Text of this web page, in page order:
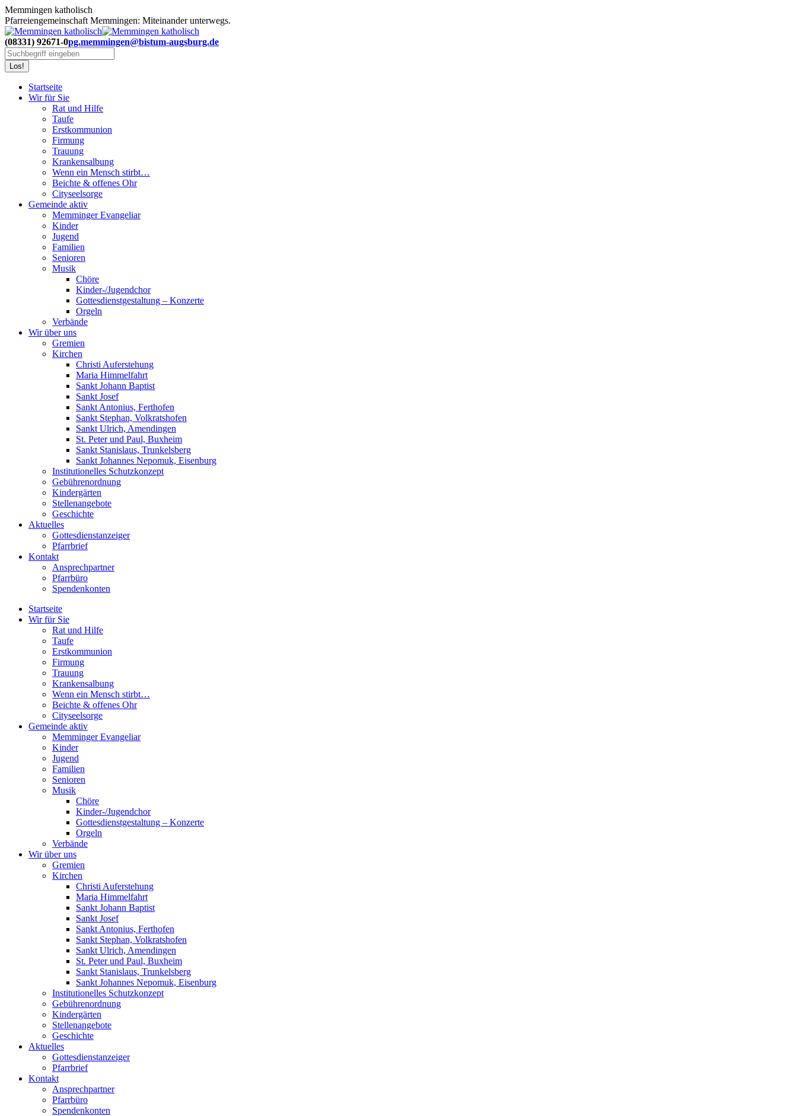
Zum
Inhalt
springen
Memmingen katholisch
Pfarreiengemeinschaft Memmingen: Miteinander unterwegs.
(08331) 92671-0pg.memmingen@bistum-augsburg.de
Search:
Startseite
Wir für Sie
Rat und Hilfe
Taufe
Erstkommunion
Firmung
Trauung
Krankensalbung
Wenn ein Mensch stirbt…
Beichte & offenes Ohr
Cityseelsorge
Gemeinde aktiv
Memminger Evangeliar
Kinder
Jugend
Familien
Senioren
Musik
Chöre
Kinder-/Jugendchor
Gottesdienstgestaltung – Konzerte
Orgeln
Verbände
Wir über uns
Gremien
Kirchen
Christi Auferstehung
Maria Himmelfahrt
Sankt Johann Baptist
Sankt Josef
Sankt Antonius, Ferthofen
Sankt Stephan, Volkratshofen
Sankt Ulrich, Amendingen
St. Peter und Paul, Buxheim
Sankt Stanislaus, Trunkelsberg
Sankt Johannes Nepomuk, Eisenburg
Institutionelles Schutzkonzept
Gebührenordnung
Kindergärten
Stellenangebote
Geschichte
Aktuelles
Gottesdienstanzeiger
Pfarrbrief
Kontakt
Ansprechpartner
Pfarrbüro
Spendenkonten
Startseite
Wir für Sie
Rat und Hilfe
Taufe
Erstkommunion
Firmung
Trauung
Krankensalbung
Wenn ein Mensch stirbt…
Beichte & offenes Ohr
Cityseelsorge
Gemeinde aktiv
Memminger Evangeliar
Kinder
Jugend
Familien
Senioren
Musik
Chöre
Kinder-/Jugendchor
Gottesdienstgestaltung – Konzerte
Orgeln
Verbände
Wir über uns
Gremien
Kirchen
Christi Auferstehung
Maria Himmelfahrt
Sankt Johann Baptist
Sankt Josef
Sankt Antonius, Ferthofen
Sankt Stephan, Volkratshofen
Sankt Ulrich, Amendingen
St. Peter und Paul, Buxheim
Sankt Stanislaus, Trunkelsberg
Sankt Johannes Nepomuk, Eisenburg
Institutionelles Schutzkonzept
Gebührenordnung
Kindergärten
Stellenangebote
Geschichte
Aktuelles
Gottesdienstanzeiger
Pfarrbrief
Kontakt
Ansprechpartner
Pfarrbüro
Spendenkonten